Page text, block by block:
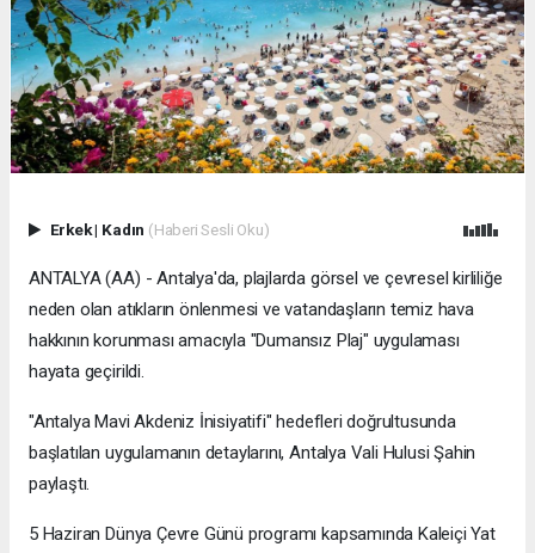
Erkek| Kadın (Haberi Sesli Oku)
ANTALYA (AA) - Antalya'da, plajlarda görsel ve çevresel kirliliğe
neden olan atıkların önlenmesi ve vatandaşların temiz hava
hakkının korunması amacıyla "Dumansız Plaj" uygulaması
hayata geçirildi.
"Antalya Mavi Akdeniz İnisiyatifi" hedefleri doğrultusunda
başlatılan uygulamanın detaylarını, Antalya Vali Hulusi Şahin
paylaştı.
5 Haziran Dünya Çevre Günü programı kapsamında Kaleiçi Yat